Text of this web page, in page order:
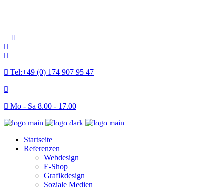
Tel:+49 (0) 174 907 95 47
Mo - Sa 8.00 - 17.00
Startseite
Referenzen
Webdesign
E-Shop
Grafikdesign
Soziale Medien